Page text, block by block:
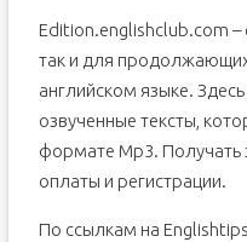
Edition.englishclub.com
так и для
английском языке.
озвученные тексты,
формате Mp3. Получать
оплаты и регистрации.
По ссылкам на